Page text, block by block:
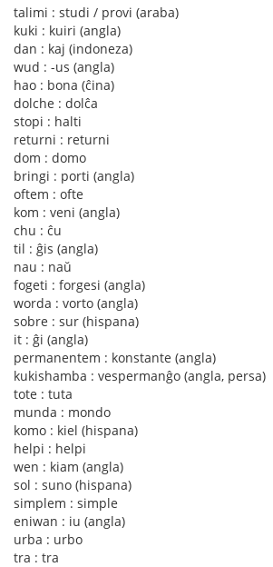
talimi : studi / provi (araba)
kuki : kuiri (angla)
dan : kaj (indoneza)
wud : -us (angla)
hao : bona (ĉina)
dolche : dolĉa
stopi : halti
returni : returni
dom : domo
bringi : porti (angla)
oftem : ofte
kom : veni (angla)
chu : ĉu
til : ĝis (angla)
nau : naŭ
fogeti : forgesi (angla)
worda : vorto (angla)
sobre : sur (hispana)
it : ĝi (angla)
permanentem : konstante (angla)
kukishamba : vespermanĝo (angla, persa)
tote : tuta
munda : mondo
komo : kiel (hispana)
helpi : helpi
wen : kiam (angla)
sol : suno (hispana)
simplem : simple
eniwan : iu (angla)
urba : urbo
tra : tra